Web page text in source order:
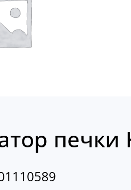
печки